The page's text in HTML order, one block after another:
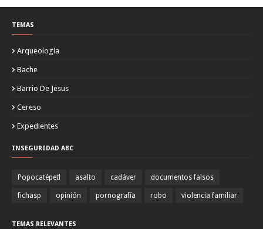
TEMAS
Arqueología
Bache
Barrio De Jesus
Cereso
Expedientes
INSEGURIDAD ABC
Popocatépetl asalto cadáver documentos falsos
fichasp opinión pornografía robo violencia familiar
TEMAS RELEVANTES